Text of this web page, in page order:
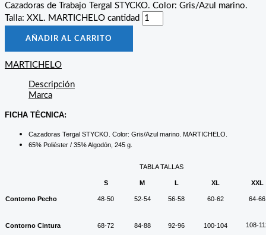
Cazadoras de Trabajo Tergal STYCKO. Color: Gris/Azul marino.
Talla: XXL. MARTICHELO cantidad
AÑADIR AL CARRITO
MARTICHELO
Descripción
Marca
FICHA TÉCNICA:
Cazadoras Tergal STYCKO. Color: Gris/Azul marino. MARTICHELO.
65% Poliéster / 35% Algodón, 245 g.
TABLA TALLAS
S M L XL XXL
Contorno Pecho 48-50 52-54 56-58 60-62 64-66
Contorno Cintura 68-72 84-88 92-96 100-104 108-